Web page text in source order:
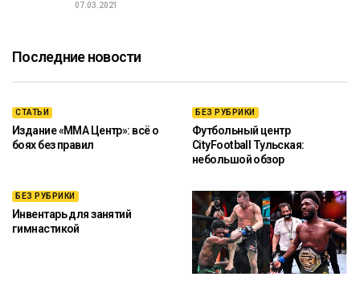
07.03.2021
Последние новости
СТАТЬИ
Издание «ММА Центр»: всё о
боях без правил
БЕЗ РУБРИКИ
Футбольный центр
CityFootball Тульская:
небольшой обзор
БЕЗ РУБРИКИ
Инвентарь для занятий
гимнастикой